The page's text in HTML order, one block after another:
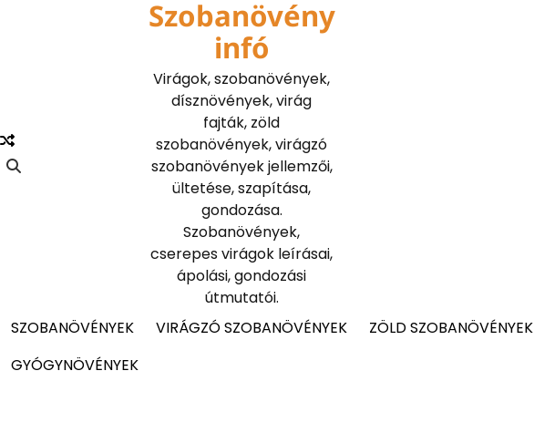
Szobanövény
infó
Virágok, szobanövények,
dísznövények, virág
fajták, zöld
szobanövények, virágzó
szobanövények jellemzői,
ültetése, szapítása,
gondozása.
Szobanövények,
cserepes virágok leírásai,
ápolási, gondozási
útmutatói.
SZOBANÖVÉNYEK
VIRÁGZÓ SZOBANÖVÉNYEK ZÖLD SZOBANÖVÉNYEK
GYÓGYNÖVÉNYEK